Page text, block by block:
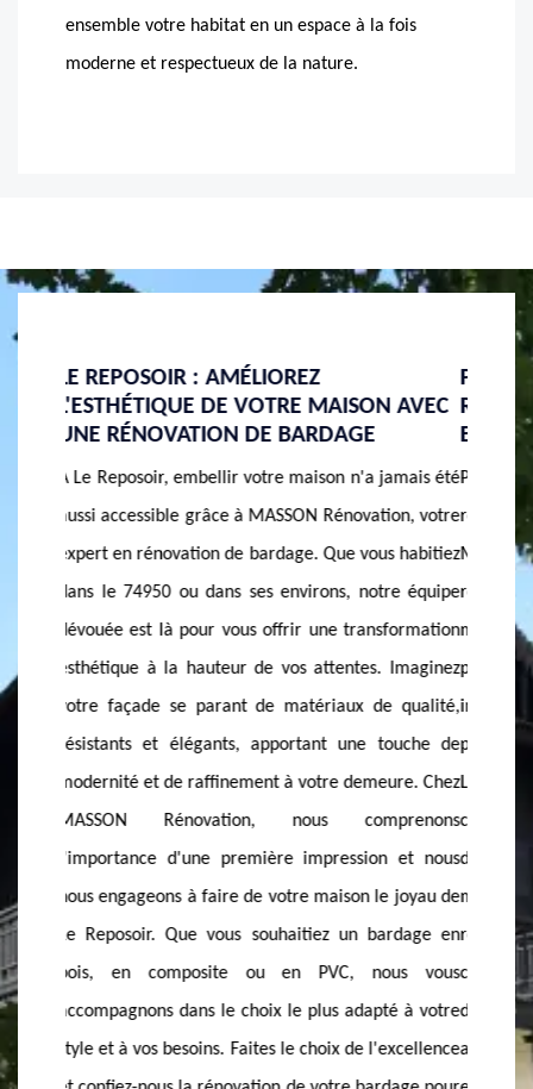
ensemble votre habitat en un espace à la fois
moderne et respectueux de la nature.
de
en
vous
votre
POURQUOI CHOISIR MASSON
RÉNOVATION POUR LA RÉNOVATION DE
BARDAGE À LE REPOSOIR
Pourquoi choisir MASSON Rénovation pour la
rénovation de bardage à Le Reposoir ? Chez
MASSON Rénovation, nous comprenons que la
rénovation de bardage est bien plus qu'une simple
mise à jour esthétique ; c'est un investissement
pour la durabilité et la valeur de votre bien
immobilier. Situés à 74950, nous sommes
profondément enracinés dans la communauté de
Le Reposoir, ce qui nous permet de mieux
comprendre vos besoins spécifiques. Notre équipe
d'experts qualifiés et passionnés utilise des
matériaux de haute qualité pour garantir des
résultats durables et esthétiquement plaisants. En
choisissant MASSON Rénovation, vous bénéficiez
d'un service personnalisé et de conseils avisés,
adaptés à votre projet de rénovation. Nous nous
son
et